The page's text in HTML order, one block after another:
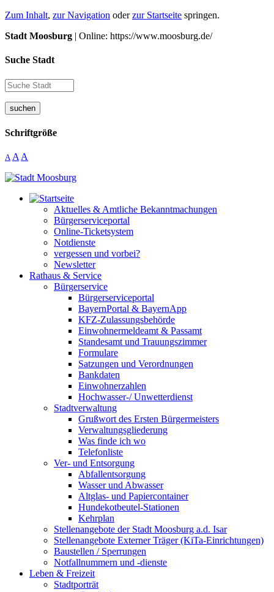
Zum Inhalt, zur Navigation oderzur Startseite springen.
Stadt Moosburg | Online: https://www.moosburg.de/
Suche Stadt
suchen
Schriftgröße
A A A
Aktuelles & Amtliche Bekanntmachungen
Bürgerserviceportal
Online-Ticketsystem
Notdienste
vergessen und vorbei?
Newsletter
Rathaus & Service
Bürgerservice
Bürgerserviceportal
BayernPortal & BayernApp
KFZ-Zulassungsbehörde
Einwohnermeldeamt & Passamt
Standesamt und Trauungszimmer
Formulare
Satzungen und Verordnungen
Bankdaten
Einwohnerzahlen
Hochwasser-/ Unwetterdienst
Stadtverwaltung
Grußwort des Ersten Bürgermeisters
Verwaltungsgliederung
Was finde ich wo
Telefonliste
Ver- und Entsorgung
Abfallentsorgung
Wasser und Abwasser
Altglas- und Papiercontainer
Hundekotbeutel-Stationen
Kehrplan
Stellenangebote der Stadt Moosburg a.d. Isar
Stellenangebote Externer Träger (KiTa-Einrichtungen)
Baustellen / Sperrungen
Notfallnummern und -dienste
Leben & Freizeit
Stadtporträt